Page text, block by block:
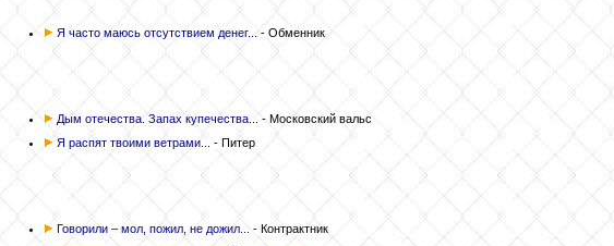
Я часто маюсь отсутствием денег... - Обменник
Дым отечества. Запах купечества... - Московский вальс
Я распят твоими ветрами... - Питер
Говорили – мол, пожил, не дожил... - Контрактник